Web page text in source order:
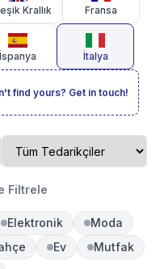
Krallık Fransa
İspanya İtalya
find yours? Get in touch!
Filtrele
Elektronik
Moda
Ev
Mutfak